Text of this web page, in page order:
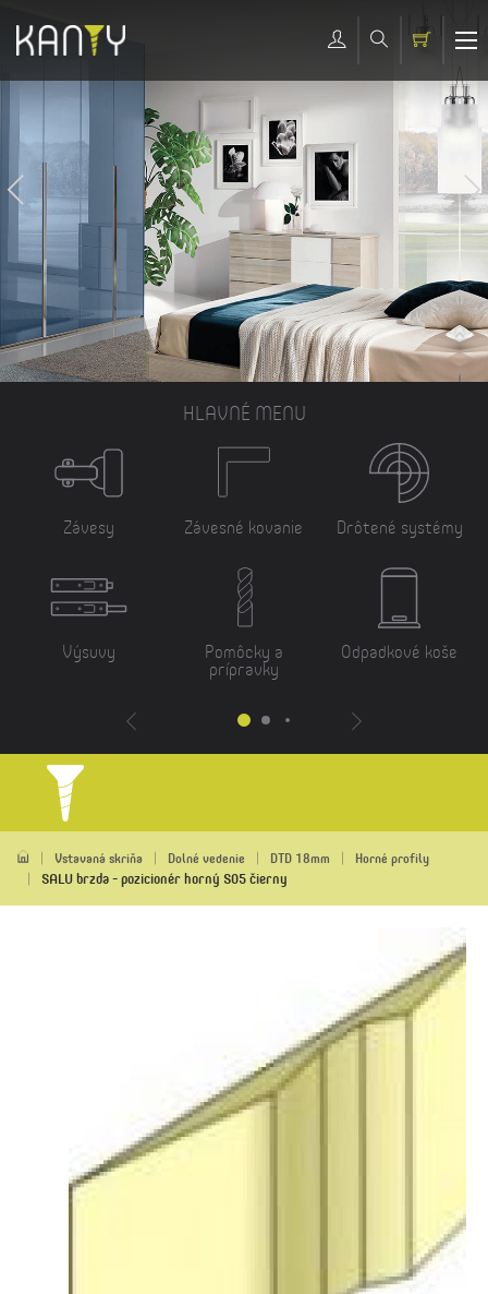
HLAVNÉ MENU
Závesy
Výsuvy
Závesné kovanie
Pomôcky a
prípravky
Drôtené systémy
Odpadkové koše
Vstavaná skriňa Dolné vedenie DTD 18mm Horné profily
SALU brzda - pozicionér horný S05 čierny